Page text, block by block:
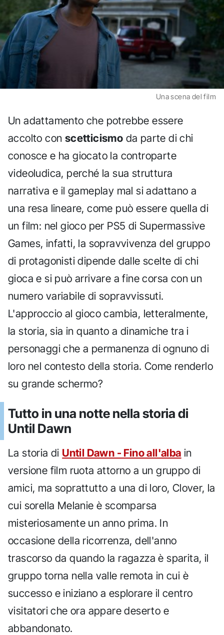
Una scena del film
Un adattamento che potrebbe essere
accolto con scetticismo da parte di chi
conosce e ha giocato la controparte
videoludica, perché la sua struttura
narrativa e il gameplay mal si adattano a
una resa lineare, come può essere quella di
un film: nel gioco per PS5 di Supermassive
Games, infatti, la sopravvivenza del gruppo
di protagonisti dipende dalle scelte di chi
gioca e si può arrivare a fine corsa con un
numero variabile di sopravvissuti.
L'approccio al gioco cambia, letteralmente,
la storia, sia in quanto a dinamiche tra i
personaggi che a permanenza di ognuno di
loro nel contesto della storia. Come renderlo
su grande schermo?
Tutto in una notte nella storia di
Until Dawn
La storia di Until Dawn - Fino all'alba in
versione film ruota attorno a un gruppo di
amici, ma soprattutto a una di loro, Clover, la
cui sorella Melanie è scomparsa
misteriosamente un anno prima. In
occasione della ricorrenza, dell'anno
trascorso da quando la ragazza è sparita, il
gruppo torna nella valle remota in cui è
successo e iniziano a esplorare il centro
visitatori che ora appare deserto e
abbandonato.